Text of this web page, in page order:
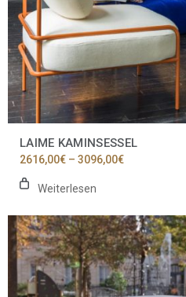
LAIME KAMINSESSEL
2616,00€ – 3096,00€Preisspanne:
Weiterlesen